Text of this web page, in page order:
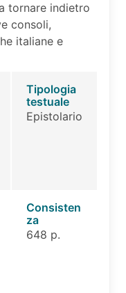
tornare indietro
consoli,
italiane e
Tipologia
testuale
Epistolario
Consisten
za
648 p.